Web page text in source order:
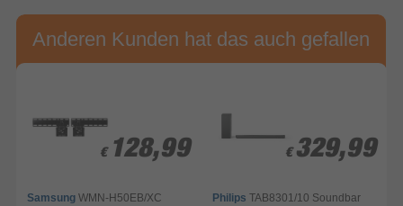
Anderen Kunden hat das auch gefallen
€ 128,99
€ 128,99
Samsung WMN-H50EB/XC
€ 329,99
€ 329,99
Philips TAB8301/10 Soundbar